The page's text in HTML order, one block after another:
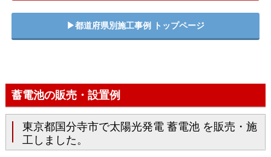
▶︎都道府県別施工事例 トップページ
蓄電池の販売・設置例
東京都国分寺市で太陽光発電 蓄電池 を販売・施
工しました。